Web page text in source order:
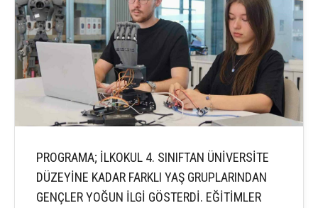
PROGRAMA; İLKOKUL 4. SINIFTAN ÜNİVERSİTE
DÜZEYİNE KADAR FARKLI YAŞ GRUPLARINDAN
GENÇLER YOĞUN İLGİ GÖSTERDİ. EĞİTİMLER